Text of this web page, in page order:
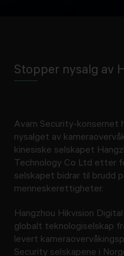
Stopper nysalg av
Avarn Security-
nysalget av
kinesiske selskapet
Technology Co Ltd etter
selskapet bidrar til brudd
menneskerettigheter.
Hangzhou Hikvision
globalt teknologiselskap
levert
Security selskapene i